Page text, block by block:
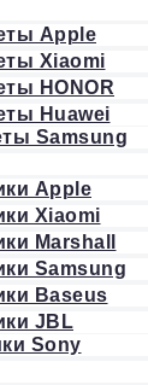
Apple
Xiaomi
HONOR
Huawei
Samsung
Apple
Xiaomi
Marshall
Samsung
Baseus
JBL
Sony